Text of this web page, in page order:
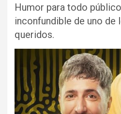
Humor para todo
inconfundible de uno de
queridos.